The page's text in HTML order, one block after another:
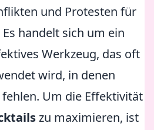
und Protesten für
handelt sich um ein
Werkzeug, das oft
wird, in denen
Um die Effektivität
zu maximieren, ist